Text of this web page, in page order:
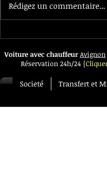
Rédigez un commentaire...
Voiture avec chauffeur Avignon
Réservation 24h/24
Societé Transfert et